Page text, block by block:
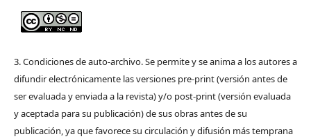
3. Condiciones de auto-archivo. Se permite y se anima a los autores a
difundir electrónicamente las versiones pre-print (versión antes de
ser evaluada y enviada a la revista) y/o post-print (versión evaluada
y aceptada para su publicación) de sus obras antes de su
publicación, ya que favorece su circulación y difusión más temprana